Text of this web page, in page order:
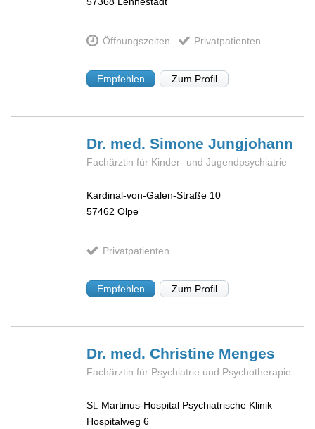
Öffnungszeiten Privatpatienten
Empfehlen Zum Profil
Dr. med. SimoneJungjohann
Fachärztin für Kinder- und Jugendpsychiatrie
Kardinal-von-Galen-Straße 10
57462 Olpe
Privatpatienten
Empfehlen Zum Profil
Dr. med. Christine Menges
Fachärztin für Psychiatrie und Psychotherapie
St. Martinus-Hospital Psychiatrische Klinik
Hospitalweg 6